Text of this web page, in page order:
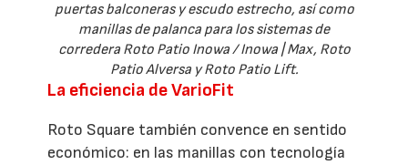
puertas balconeras y escudo estrecho, así como
manillas de palanca para los sistemas de
corredera Roto Patio Inowa / Inowa | Max, Roto
Patio Alversa y Roto Patio Lift.
La eficiencia de VarioFit
Roto Square también convence en sentido
económico: en las manillas con tecnología